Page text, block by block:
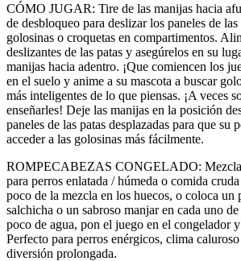
CÓMO JUGAR: Tire de las manijas hacia
de desbloqueo para deslizar los paneles de
golosinas o croquetas en compartimentos.
deslizantes de las patas y asegúrelos en su
manijas hacia adentro. ¡Que comiencen los
en el suelo y anime a su mascota a buscar
más inteligentes de lo que piensas. ¡A veces
enseñarles! Deje las manijas en la posición
paneles de las patas desplazadas para que su
acceder a las golosinas más fácilmente.
ROMPECABEZAS CONGELADO: Mezcla
para perros enlatada / húmeda o comida
poco de la mezcla en los huecos, o coloca un
salchicha o un sabroso manjar en cada uno
poco de agua, pon el juego en el congelador
Perfecto para perros enérgicos, clima
diversión prolongada.